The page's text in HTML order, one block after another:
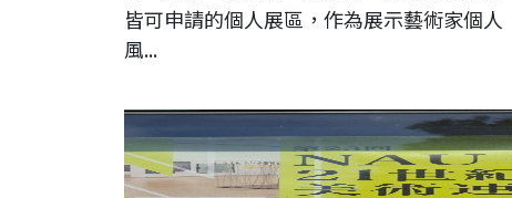
皆可申請的個人展區，作為展示藝術家個人
風...
【現場直擊】日本第二十三《NAU21世紀美術連立展》-東京
國立新美術館展覽